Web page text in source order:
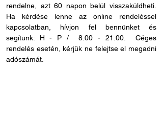
rendelne, azt 60 napon belül visszaküldheti.
Ha kérdése lenne az online rendeléssel
kapcsolatban, hívjon fel bennünket és
segítünk: H - P /8.00 - 21.00. Céges
rendelés esetén, kérjük ne felejtse el megadni
adószámát.